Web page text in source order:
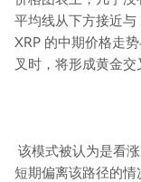
平均线从下方接近
XRP 的中期价格走
叉时，将形成黄金交
该模式被认为是看
短期偏离该路径的情